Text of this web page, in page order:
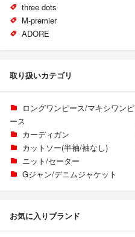
three dots
M-premier
ADORE
取り扱いカテゴリ
ロングワンピース/マキシワンピ
ース
カーディガン
カットソー(半袖/袖なし)
ニット/セーター
Gジャン/デニムジャケット
お気に入りブランド